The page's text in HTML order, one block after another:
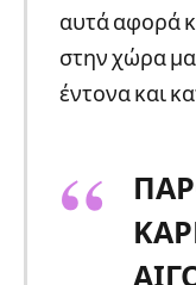
αυτά αφορά
στην χώρα
έντονα και